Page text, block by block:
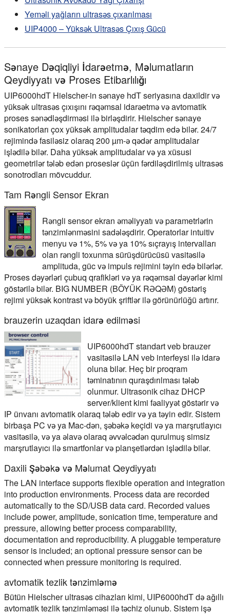
Yeməli yağların ultrasəs çıxarılması
UIP4000 – Yüksək Ultrasəs Çıxış Gücü
Sənaye Dəqiqliyi İdarəetmə, Məlumatların
Qeydiyyatı və Proses Etibarlılığı
UIP6000hdT Hielscher-in sənaye hdT seriyasına daxildir və
yüksək ultrasəs çıxışını rəqəmsal idarəetmə və avtomatik
proses sənədləşdirməsi ilə birləşdirir. Hielscher sənaye
sonikatorları çox yüksək amplitudalar təqdim edə bilər. 24/7
rejimində fasiləsiz olaraq 200 µm-ə qədər amplitudalar
işlədilə bilər. Daha yüksək amplitudalar və ya xüsusi
geometrilər tələb edən proseslər üçün fərdiləşdirilmiş ultrasəs
sonotrodları mövcuddur.
Tam Rəngli Sensor Ekran
Rəngli sensor ekran əməliyyatı və parametrlərin
tənzimlənməsini sadələşdirir. Operatorlar intuitiv
menyu və 1%, 5% və ya 10% sıçrayış intervalları
olan rəngli toxunma sürüşdürücüsü vasitəsilə
amplituda, güc və impuls rejimini təyin edə bilərlər.
Proses dəyərləri çubuq qrafikləri və ya rəqəmsal dəyərlər kimi
göstərilə bilər. BIG NUMBER (BÖYÜK RƏQƏM) göstəriş
rejimi yüksək kontrast və böyük şriftlər ilə görünürlüğü artırır.
brauzerin uzaqdan idarə edilməsi
UIP6000hdT standart veb brauzer
vasitəsilə LAN veb interfeysi ilə idarə
oluna bilər. Heç bir proqram
təminatının quraşdırılması tələb
olunmur. Ultrasonik cihaz DHCP
server/klient kimi fəaliyyət göstərir və
IP ünvanı avtomatik olaraq tələb edir və ya təyin edir. Sistem
birbaşa PC və ya Mac-dən, şəbəkə keçidi və ya marşrutlayıcı
vasitəsilə, və ya əlavə olaraq əvvəlcədən qurulmuş simsiz
marşrutlayıcı ilə smartfonlar və planşetlərdən işlədilə bilər.
Daxili Şəbəkə və Məlumat Qeydiyyatı
The LAN interface supports flexible operation and integration
into production environments. Process data are recorded
automatically to the SD/USB data card. Recorded values
include power, amplitude, sonication time, temperature and
pressure, allowing better process comparability,
documentation and reproducibility. A pluggable temperature
sensor is included; an optional pressure sensor can be
connected when pressure monitoring is required.
avtomatik tezlik tənzimləmə
Bütün Hielscher ultrasəs cihazları kimi, UIP6000hdT də ağıllı
avtomatik tezlik tənzimləməsi ilə təchiz olunub. Sistem işə